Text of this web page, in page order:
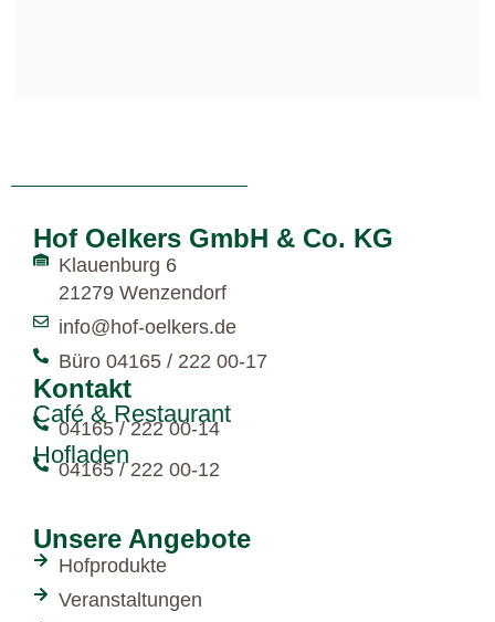
Hof Oelkers GmbH & Co. KG
Klauenburg 6
21279 Wenzendorf
info@hof-oelkers.de
Büro 04165 / 222 00-17
Kontakt
Café & Restaurant
04165 / 222 00-14
Hofladen
04165 / 222 00-12
Unsere Angebote
Hofprodukte
Veranstaltungen